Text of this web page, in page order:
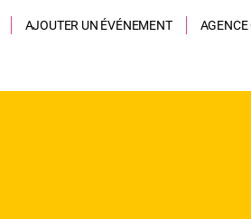
AJOUTER UN ÉVÉNEMENT